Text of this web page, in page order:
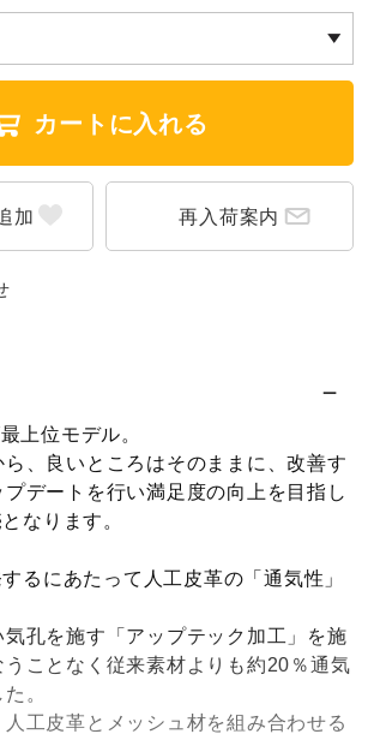
ングシューズ
イルグッズ
ノスリープ
ア／レイン
ー
クササイズ
カートに入れる
再入荷案内
上位モデル。
、良いところはそのままに、改善す
デートを行い満足度の向上を目指し
なります。
るにあたって人工皮革の「通気性」
孔を施す「アップテック加工」を施
うことなく従来素材よりも約20％通気
。
工皮革とメッシュ材を組み合わせる